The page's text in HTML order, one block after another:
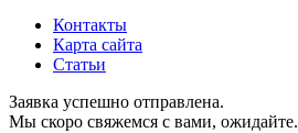
Контакты
Карта сайта
Статьи
Заявка успешно отправлена.
Мы скоро свяжемся с вами, ожидайте.